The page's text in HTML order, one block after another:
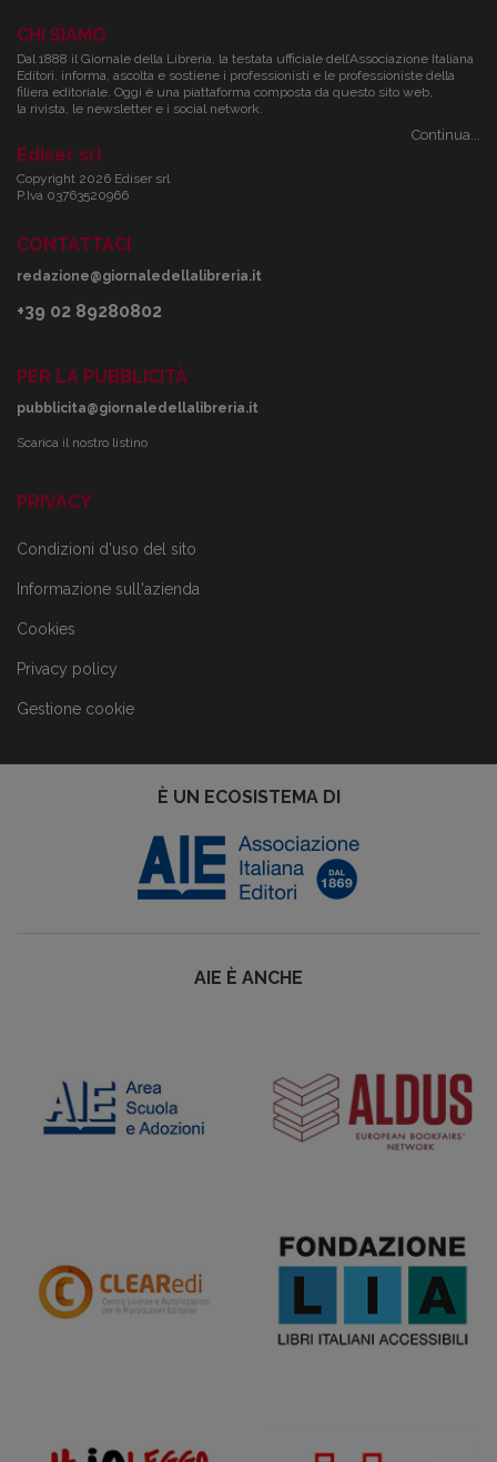
CHI SIAMO
Dal 1888 il Giornale della Libreria, la testata ufficiale dell’Associazione Italiana
Editori, informa, ascolta e sostiene i professionisti e le professioniste della
filiera editoriale. Oggi è una piattaforma composta da questo sito web,
la rivista, le newsletter e i social network.
Continua...
Ediser srl
Copyright 2026 Ediser srl
P.Iva 03763520966
CONTATTACI
redazione@giornaledellalibreria.it
+39 02 89280802
PER LA PUBBLICITÀ
pubblicita@giornaledellalibreria.it
Scarica il nostro listino
PRIVACY
Condizioni d'uso del sito
Informazione sull'azienda
Cookies
Privacy policy
Gestione cookie
È UN ECOSISTEMA DI
AIE È ANCHE